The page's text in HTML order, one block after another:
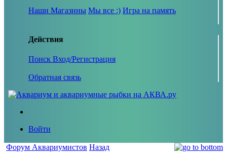
Наши Магазины Мы все :) Игра на память
Действия
Поиск Вход/Регистрация
Обратная связь
Войти
Форум Аквариумистов Назад